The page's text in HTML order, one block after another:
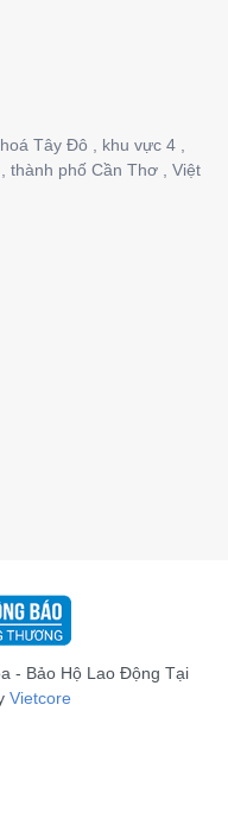
Tây Đô , khu vực 4 ,
thành phố Cần Thơ , Việt
- Bảo Hộ Lao Động Tại
Vietcore